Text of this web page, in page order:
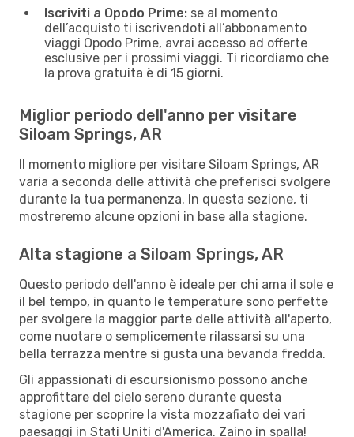
Iscriviti a Opodo Prime: se al momento
dell’acquisto ti iscrivendoti all’abbonamento
viaggi Opodo Prime, avrai accesso ad offerte
esclusive per i prossimi viaggi. Ti ricordiamo che
la prova gratuita è di 15 giorni.
Miglior periodo dell'anno per visitare
Siloam Springs, AR
Il momento migliore per visitare Siloam Springs, AR
varia a seconda delle attività che preferisci svolgere
durante la tua permanenza. In questa sezione, ti
mostreremo alcune opzioni in base alla stagione.
Alta stagione a Siloam Springs, AR
Questo periodo dell'anno è ideale per chi ama il sole e
il bel tempo, in quanto le temperature sono perfette
per svolgere la maggior parte delle attività all'aperto,
come nuotare o semplicemente rilassarsi su una
bella terrazza mentre si gusta una bevanda fredda.
Gli appassionati di escursionismo possono anche
approfittare del cielo sereno durante questa
stagione per scoprire la vista mozzafiato dei vari
paesaggi in Stati Uniti d'America. Zaino in spalla!